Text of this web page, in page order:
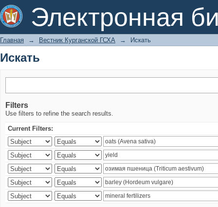
Электронная
Искать
Главная → Вестник Курганской ГСХА → Искать
Искать
Filters
Use filters to refine the search results.
Current Filters: